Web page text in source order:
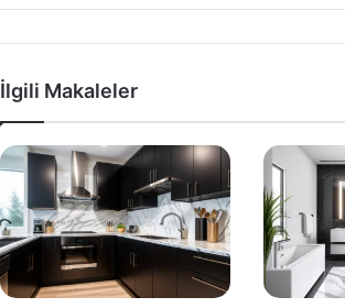
İlgili Makaleler